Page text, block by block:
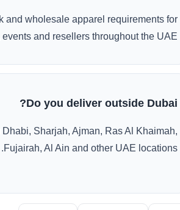
and wholesale apparel requirements for
and resellers throughout the UAE.
Do you deliver outside Dubai?
Sharjah, Ajman, Ras Al Khaimah,
Fujairah, Al Ain and other UAE locations.